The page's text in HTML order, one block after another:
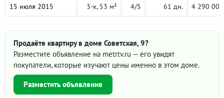
15 июля 2015 3-к, 53 м² 4/5 61 дн. 4 290 000
Продаёте квартиру в доме Советская, 9?
Разместите объявление на metrtv.ru — его увидят
покупатели, которые изучают цены именно в этом доме.
Разместить объявление